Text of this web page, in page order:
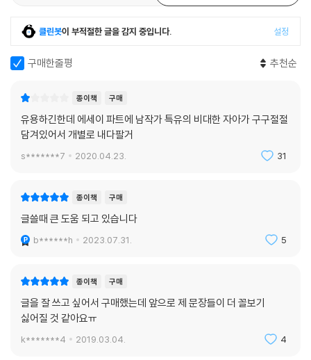
클린봇이 부적절한 글을 감지 중입니다. 설정
구매한줄평 추천순
종이책 구매
유용하긴한데 에세이 파트에 남작가 특유의 비대한 자아가 구구절절
담겨있어서 개별로 내다팔거
s*******7 2020.04.23. 31
종이책 구매
글쓸때 큰 도움 되고 있습니다
b******h 2023.07.31. 5
종이책 구매
글을 잘 쓰고 싶어서 구매했는데 앞으로 제 문장들이 더 꼴보기
싫어질 것 같아요ㅠ
k*******4 2019.03.04. 4